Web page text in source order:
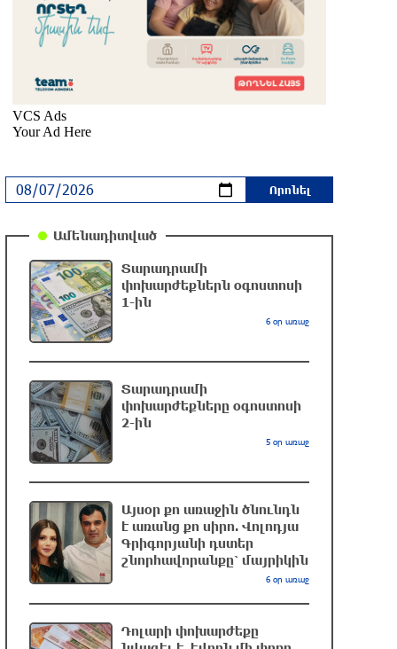
էլեկտրամատակարարում
6 ժամ առաջ
Վինիսիուսը նոր պայմանագիր է կնքել
«Ռեալի» հետ․ պաշտոնական
Սպասվում է քամու ուժգնացում,
ամպրոպ․ եղանակը՝ օգոստոսի 7-ից
7 ժամ առաջ
Խոշոր հրդեհ՝ Երևանի Սիլիկյան
թաղամասի հարևանությամբ գտնվող
աղբավայրում. կրակն ու ծուխը
տեսանելի են մի քանի կիլոմետրից
7 ժամ առաջ
Հնդկաստանի և Իսրայելի
վարչապետները քննարկել են
Մերձավոր Արևելքում տիրող
իրավիճակը
Մալաթիա-Սեբաստիա վարչական
շրջանում արմատից փտած հերթական
ծառն է տապալվել
Իրանը և Օմանը պլանավորում են
Ամենադիտված
Տարադրամի
փոխարժեքներն օգոստոսի
1-ին
6 օր առաջ
Տարադրամի
փոխարժեքները օգոստոսի
2-ին
5 օր առաջ
Այսօր քո առաջին ծնունդն
է առանց քո սիրո. Վոլոդյա
Գրիգորյանի դստեր
շնորհավորանքը՝ մայրիկին
6 օր առաջ
Դոլարի փոխարժեքը